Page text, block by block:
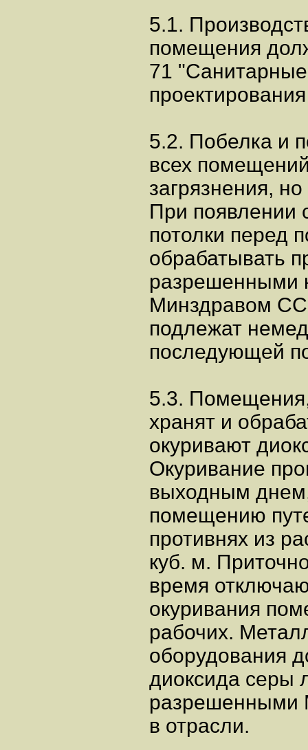
5.1.
помещения
71
5.2. Побелка и
всех
загрязнения,
При появлении
потолки перед
обрабатывать
разрешенными
Минздравом
подлежат
последующей
5.3.
хранят и
окуривают
Окуривание
выходным
помещению
противнях из
куб. м.
время
окуривания
рабочих.
оборудования
диоксида серы
разрешенными
в отрасли.